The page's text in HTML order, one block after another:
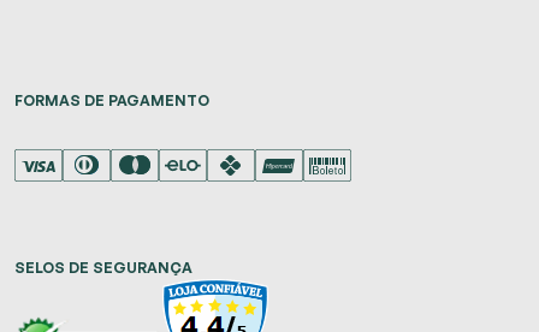
FORMAS DE PAGAMENTO
SELOS DE SEGURANÇA